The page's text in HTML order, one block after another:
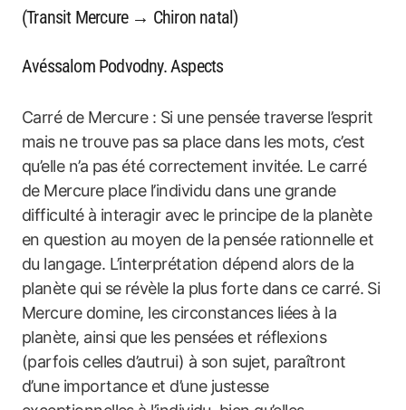
(Transit Mercure → Chiron natal)
Avéssalom Podvodny. Aspects
Carré de Mercure : Si une pensée traverse l’esprit
mais ne trouve pas sa place dans les mots, c’est
qu’elle n’a pas été correctement invitée. Le carré
de Mercure place l’individu dans une grande
difficulté à interagir avec le principe de la planète
en question au moyen de la pensée rationnelle et
du langage. L’interprétation dépend alors de la
planète qui se révèle la plus forte dans ce carré. Si
Mercure domine, les circonstances liées à la
planète, ainsi que les pensées et réflexions
(parfois celles d’autrui) à son sujet, paraîtront
d’une importance et d’une justesse